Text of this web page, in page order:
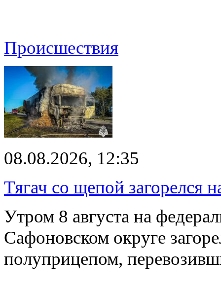
Происшествия
08.08.2026, 12:35
Тягач со щепой загорелся
Утром 8 августа на
Сафоновском округе
полуприцепом,